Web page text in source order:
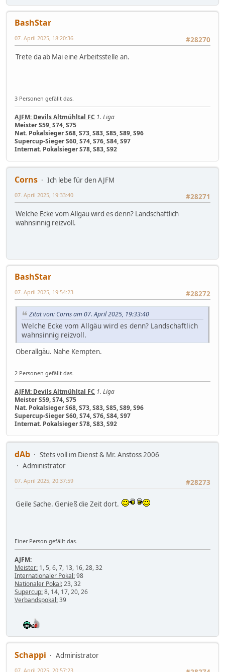
BashStar
#28270
07. April 2025, 18:20:36
Trete da ab Mai eine Arbeitsstelle an.
3 Personen gefällt das.
AJFM: Devils Altmühltal FC 1. Liga
Meister S59, S74, S75
Nat. Pokalsieger S68, S73, S83, S85, S89, S96
Supercup-Sieger S60, S74, S76, S84, S97
Internat. Pokalsieger S78, S83, S92
Corns
Ich lebe für den AJFM
#28271
07. April 2025, 19:33:40
Welche Ecke vom Allgäu wird es denn? Landschaftlich
wahnsinnig reizvoll.
BashStar
#28272
07. April 2025, 19:54:23
Zitat von: Corns am 07. April 2025, 19:33:40
Welche Ecke vom Allgäu wird es denn? Landschaftlich
wahnsinnig reizvoll.
Oberallgäu. Nahe Kempten.
2 Personen gefällt das.
AJFM: Devils Altmühltal FC 1. Liga
Meister S59, S74, S75
Nat. Pokalsieger S68, S73, S83, S85, S89, S96
Supercup-Sieger S60, S74, S76, S84, S97
Internat. Pokalsieger S78, S83, S92
dAb
Stets voll im Dienst & Mr. Anstoss 2006
Administrator
#28273
07. April 2025, 20:37:59
Geile Sache. Genieß die Zeit dort.
Einer Person gefällt das.
AJFM:
Meister: 1, 5, 6, 7, 13, 16, 28, 32
Internationaler Pokal:98
Nationaler Pokal:23, 32
Supercup:8, 14, 17, 20, 26
Verbandspokal:39
Schappi
Administrator
07. April 2025, 20:57:23